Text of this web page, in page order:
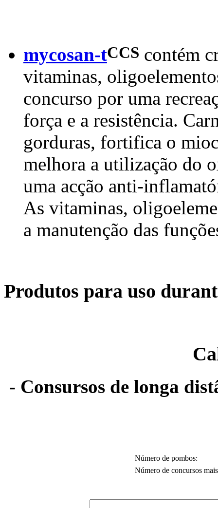
mycosan-tCCS contém
vitaminas,
concurso por uma
força e a resistência.
gorduras, fortifica o
melhora a utilização do
uma acção anti-
As vitaminas,
a manutenção das
Produtos para uso
- Consursos de longa
Número de pombos:
Número de concursos